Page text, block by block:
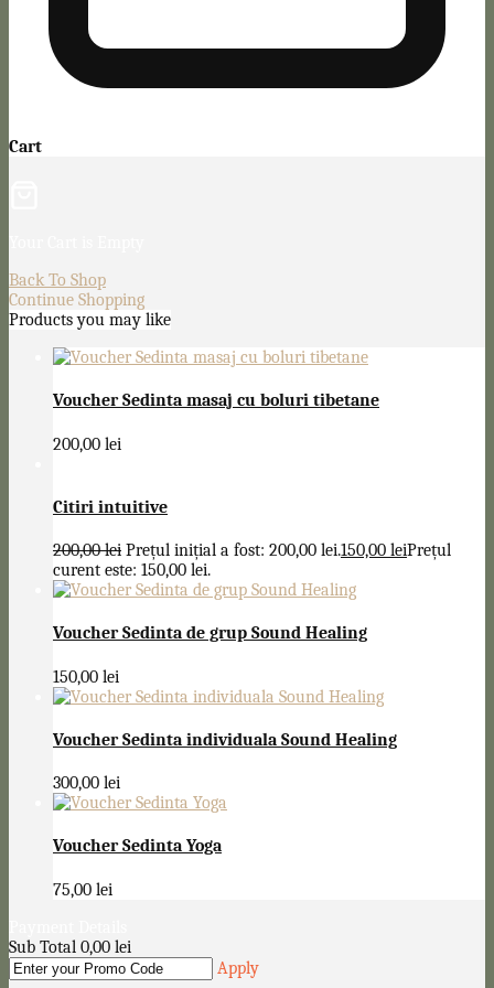
Cart
Back To Shop
Continue Shopping
Products you may like
Voucher Sedinta masaj cu boluri tibetane
200,00 lei
Citiri intuitive
200,00lei Prețul inițial a fost: 200,00 lei.150,00 leiPrețul
curent este: 150,00 lei.
Voucher Sedinta de grup Sound Healing
150,00 lei
Voucher Sedinta individuala Sound Healing
300,00 lei
Voucher Sedinta Yoga
75,00 lei
Sub Total 0,00 lei
Apply